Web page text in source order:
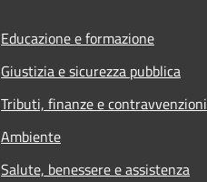
Educazione e formazione
Giustizia e sicurezza pubblica
Tributi, finanze e contravvenzioni
Ambiente
Salute, benessere e assistenza